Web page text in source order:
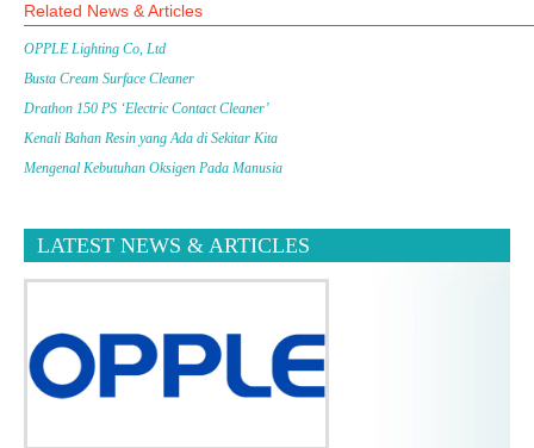
Related News & Articles
OPPLE Lighting Co, Ltd
Busta Cream Surface Cleaner
Drathon 150 PS ‘Electric Contact Cleaner’
Kenali Bahan Resin yang Ada di Sekitar Kita
Mengenal Kebutuhan Oksigen Pada Manusia
LATEST NEWS & ARTICLES